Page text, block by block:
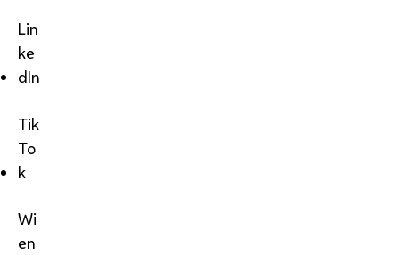
Lin
ke
dIn
Tik
To
k
Wi
en